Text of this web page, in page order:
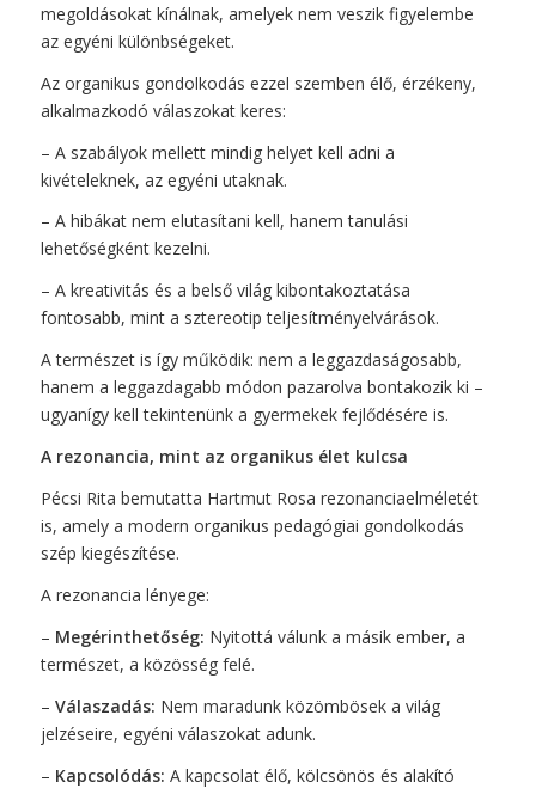
megoldásokat kínálnak, amelyek nem veszik figyelembe
az egyéni különbségeket.
Az organikus gondolkodás ezzel szemben élő, érzékeny,
alkalmazkodó válaszokat keres:
– A szabályok mellett mindig helyet kell adni a
kivételeknek, az egyéni utaknak.
– A hibákat nem elutasítani kell, hanem tanulási
lehetőségként kezelni.
– A kreativitás és a belső világ kibontakoztatása
fontosabb, mint a sztereotip teljesítményelvárások.
A természet is így működik: nem a leggazdaságosabb,
hanem a leggazdagabb módon pazarolva bontakozik ki –
ugyanígy kell tekintenünk a gyermekek fejlődésére is.
A rezonancia, mint az organikus élet kulcsa
Pécsi Rita bemutatta Hartmut Rosa rezonanciaelméletét
is, amely a modern organikus pedagógiai gondolkodás
szép kiegészítése.
A rezonancia lényege:
– Megérinthetőség: Nyitottá válunk a másik ember, a
természet, a közösség felé.
– Válaszadás: Nem maradunk közömbösek a világ
jelzéseire, egyéni válaszokat adunk.
– Kapcsolódás: A kapcsolat élő, kölcsönös és alakító